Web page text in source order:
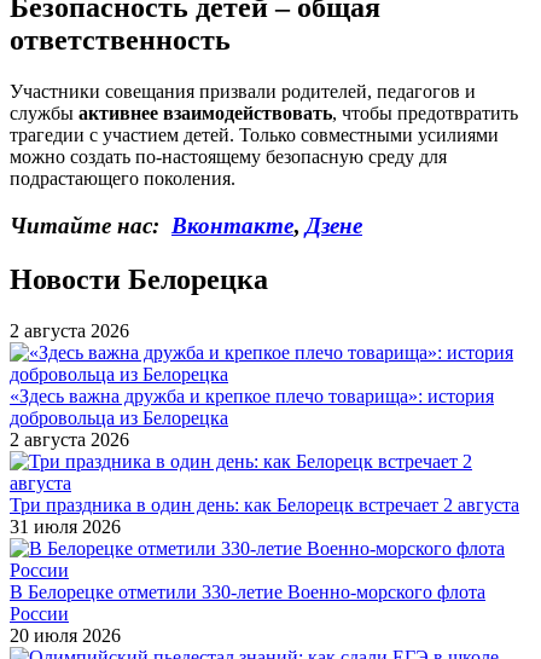
Безопасность детей – общая
ответственность
Участники совещания призвали родителей, педагогов и
службы активнее взаимодействовать, чтобы предотвратить
трагедии с участием детей. Только совместными усилиями
можно создать по-настоящему безопасную среду для
подрастающего поколения.
Читайте нас: Вконтакте, Дзене
Новости Белорецка
2 августа 2026
«Здесь важна дружба и крепкое плечо товарища»: история
добровольца из Белорецка
2 августа 2026
Три праздника в один день: как Белорецк встречает 2 августа
31 июля 2026
В Белорецке отметили 330-летие Военно-морского флота
России
20 июля 2026